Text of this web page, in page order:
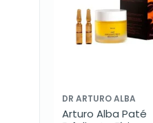
DR ARTURO ALBA
Arturo Alba Paté